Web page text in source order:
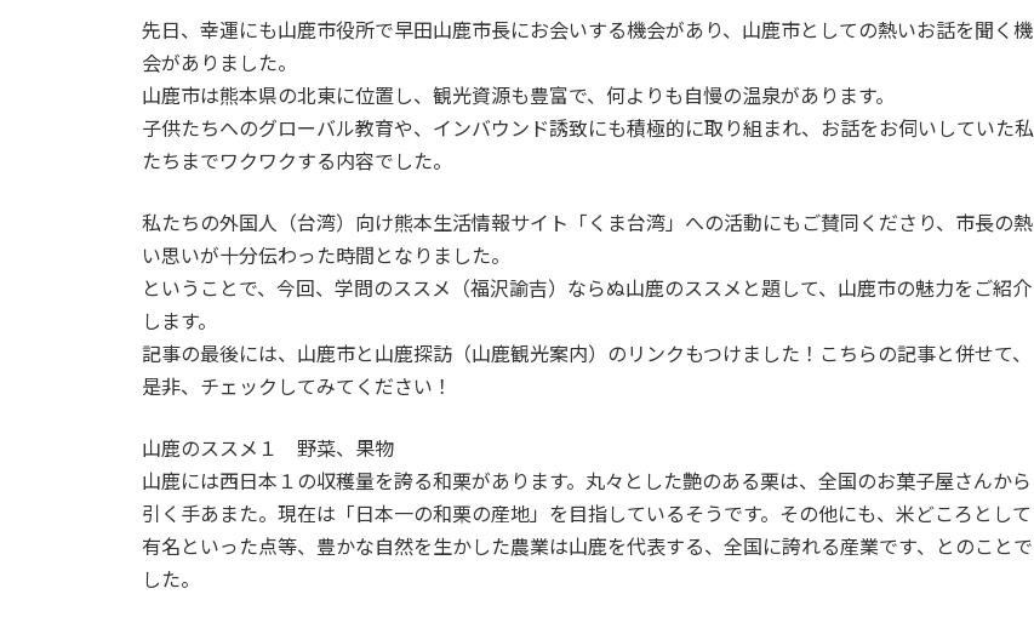
先日、幸運にも山鹿市役所で早田山鹿市長にお会いする機会があり、山鹿市としての熱いお話を聞く機
会がありました。
山鹿市は熊本県の北東に位置し、観光資源も豊富で、何よりも自慢の温泉があります。
子供たちへのグローバル教育や、インバウンド誘致にも積極的に取り組まれ、お話をお伺いしていた私
たちまでワクワクする内容でした。
私たちの外国人（台湾）向け熊本生活情報サイト「くま台湾」への活動にもご賛同くださり、市長の熱
い思いが十分伝わった時間となりました。
ということで、今回、学問のススメ（福沢諭吉）ならぬ山鹿のススメと題して、山鹿市の魅力をご紹介
します。
記事の最後には、山鹿市と山鹿探訪（山鹿観光案内）のリンクもつけました！こちらの記事と併せて、
是非、チェックしてみてください！
山鹿のススメ１ 野菜、果物
山鹿には西日本１の収穫量を誇る和栗があります。丸々とした艶のある栗は、全国のお菓子屋さんから
引く手あまた。現在は「日本一の和栗の産地」を目指しているそうです。その他にも、米どころとして
有名といった点等、豊かな自然を生かした農業は山鹿を代表する、全国に誇れる産業です、とのことで
した。